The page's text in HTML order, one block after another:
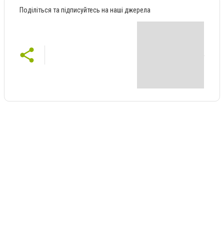
Поділіться та підписуйтесь на наші джерела